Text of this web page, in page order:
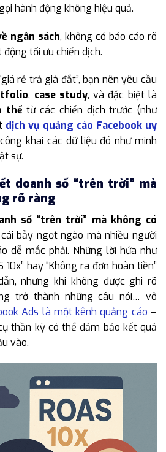
hành động không hiệu quả.
ngân sách, không có báo cáo rõ
tối ưu chiến dịch.
rẻ trả giá đắt”, bạn nên yêu cầu
, case study, và đặc biệt là
thể từ các chiến dịch trước (như
dịch vụ quảng cáo Facebook uy
khai các dữ liệu đó như minh
sự.
doanh số “trên trời” mà
rõ ràng
số “trên trời” mà không có
bẫy ngọt ngào mà nhiều người
dễ mắc phải. Những lời hứa như
10x” hay “Không ra đơn hoàn tiền”
nhưng khi không được ghi rõ
trở thành những câu nói… vô
Ads là một kênh quảng cáo –
thần kỳ có thể đảm bảo kết quả
vào.